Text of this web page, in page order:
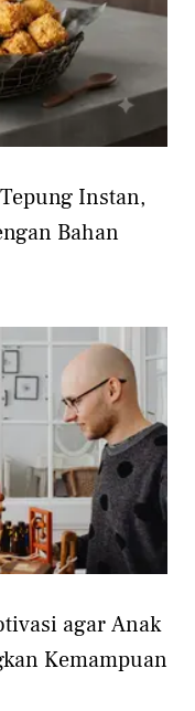
Instan,
Bahan
agar Anak
Kemampuan